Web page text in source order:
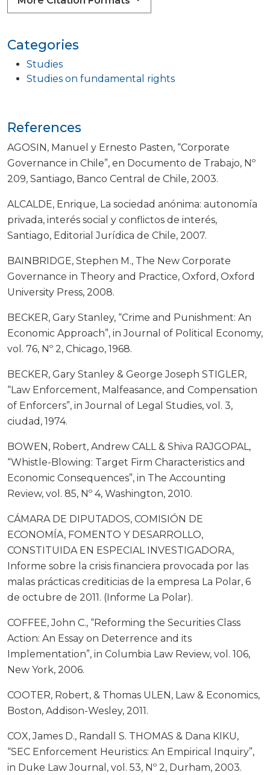
Categories
Studies
Studies on fundamental rights
References
AGOSIN, Manuel y Ernesto Pasten, “Corporate
Governance in Chile”, en Documento de Trabajo, Nº
209, Santiago, Banco Central de Chile, 2003.
ALCALDE, Enrique, La sociedad anónima: autonomía
privada, interés social y conflictos de interés,
Santiago, Editorial Jurídica de Chile, 2007.
BAINBRIDGE, Stephen M., The New Corporate
Governance in Theory and Practice, Oxford, Oxford
University Press, 2008.
BECKER, Gary Stanley, “Crime and Punishment: An
Economic Approach”, in Journal of Political Economy,
vol. 76, Nº 2, Chicago, 1968.
BECKER, Gary Stanley & George Joseph STIGLER,
“Law Enforcement, Malfeasance, and Compensation
of Enforcers”, in Journal of Legal Studies, vol. 3,
ciudad, 1974.
BOWEN, Robert, Andrew CALL & Shiva RAJGOPAL,
“Whistle-Blowing: Target Firm Characteristics and
Economic Consequences”, in The Accounting
Review, vol. 85, Nº 4, Washington, 2010.
CÁMARA DE DIPUTADOS, COMISIÓN DE
ECONOMÍA, FOMENTO Y DESARROLLO,
CONSTITUIDA EN ESPECIAL INVESTIGADORA,
Informe sobre la crisis financiera provocada por las
malas prácticas crediticias de la empresa La Polar, 6
de octubre de 2011. (Informe La Polar).
COFFEE, John C., “Reforming the Securities Class
Action: An Essay on Deterrence and its
Implementation”, in Columbia Law Review, vol. 106,
New York, 2006.
COOTER, Robert, & Thomas ULEN, Law & Economics,
Boston, Addison-Wesley, 2011.
COX, James D., Randall S. THOMAS & Dana KIKU,
“SEC Enforcement Heuristics: An Empirical Inquiry”,
in Duke Law Journal, vol. 53, Nº 2, Durham, 2003.